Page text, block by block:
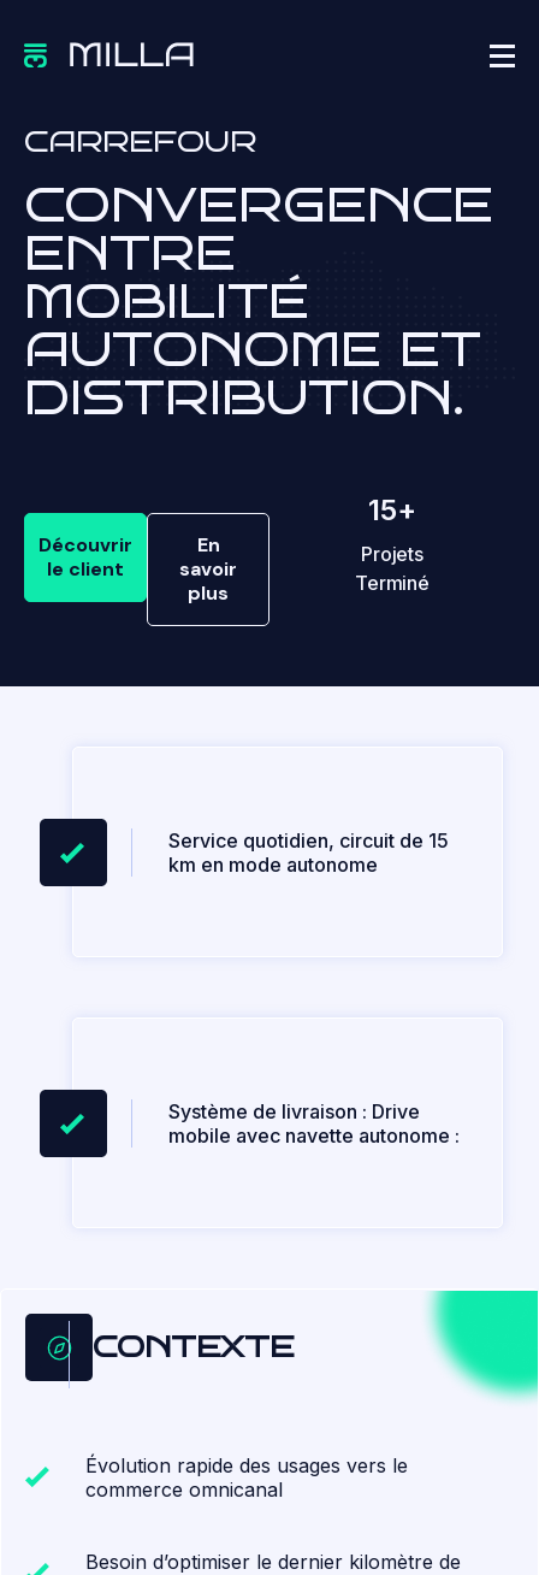
CARREFOUR
CONVERGENCE
ENTRE
MOBILITÉ
AUTONOME ET
DISTRIBUTION.
Découvrir
le client
En
savoir
plus
Projets
Terminé
15+
Service quotidien, circuit de 15
km en mode autonome
Système de livraison : Drive
mobile avec navette autonome :
CONTEXTE
Évolution rapide des usages vers le
commerce omnicanal
Besoin d’optimiser le dernier kilomètre de